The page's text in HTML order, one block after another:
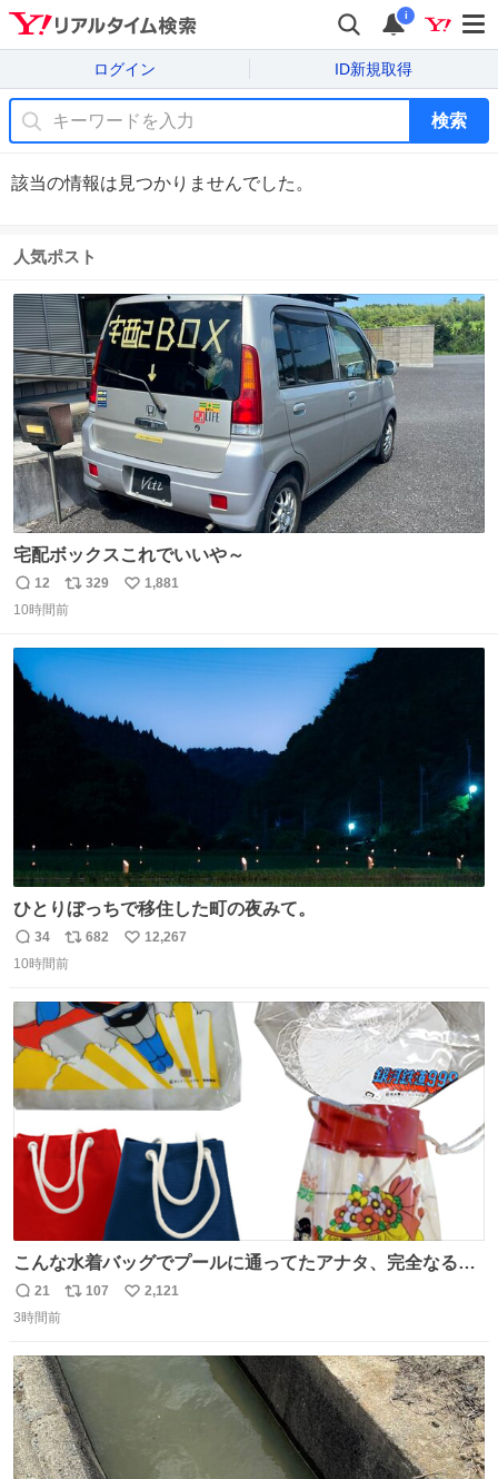
i
ログイン ID新規取得
検索
該当の情報は見つかりませんでした。
人気ポスト
宅配ボックスこれでいいや～
返
信
12
リ
ポ
ト
329
い
数
1,881
10時間前
ひとりぼっちで移住した町の夜みて。
返
信
34
リ
ポ
ト
数
682
い
数
12,267
10時間前
こんな水着バッグでプールに通ってたアナタ、完全なる同
世代（笑） #70年代 #80年代 #昭和レトロ
返
信
21
リ
ト
数
107
い
2,121
3時間前